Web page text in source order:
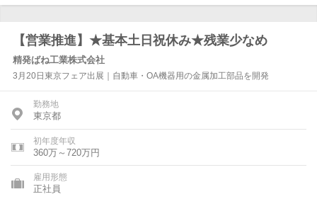
【営業推進】★基本土日祝休み★残業少なめ
精発ばね工業株式会社
3月20日東京フェア出展｜自動車・OA機器用の金属加工部品を開発
勤務地
東京都
初年度年収
360万～720万円
雇用形態
正社員